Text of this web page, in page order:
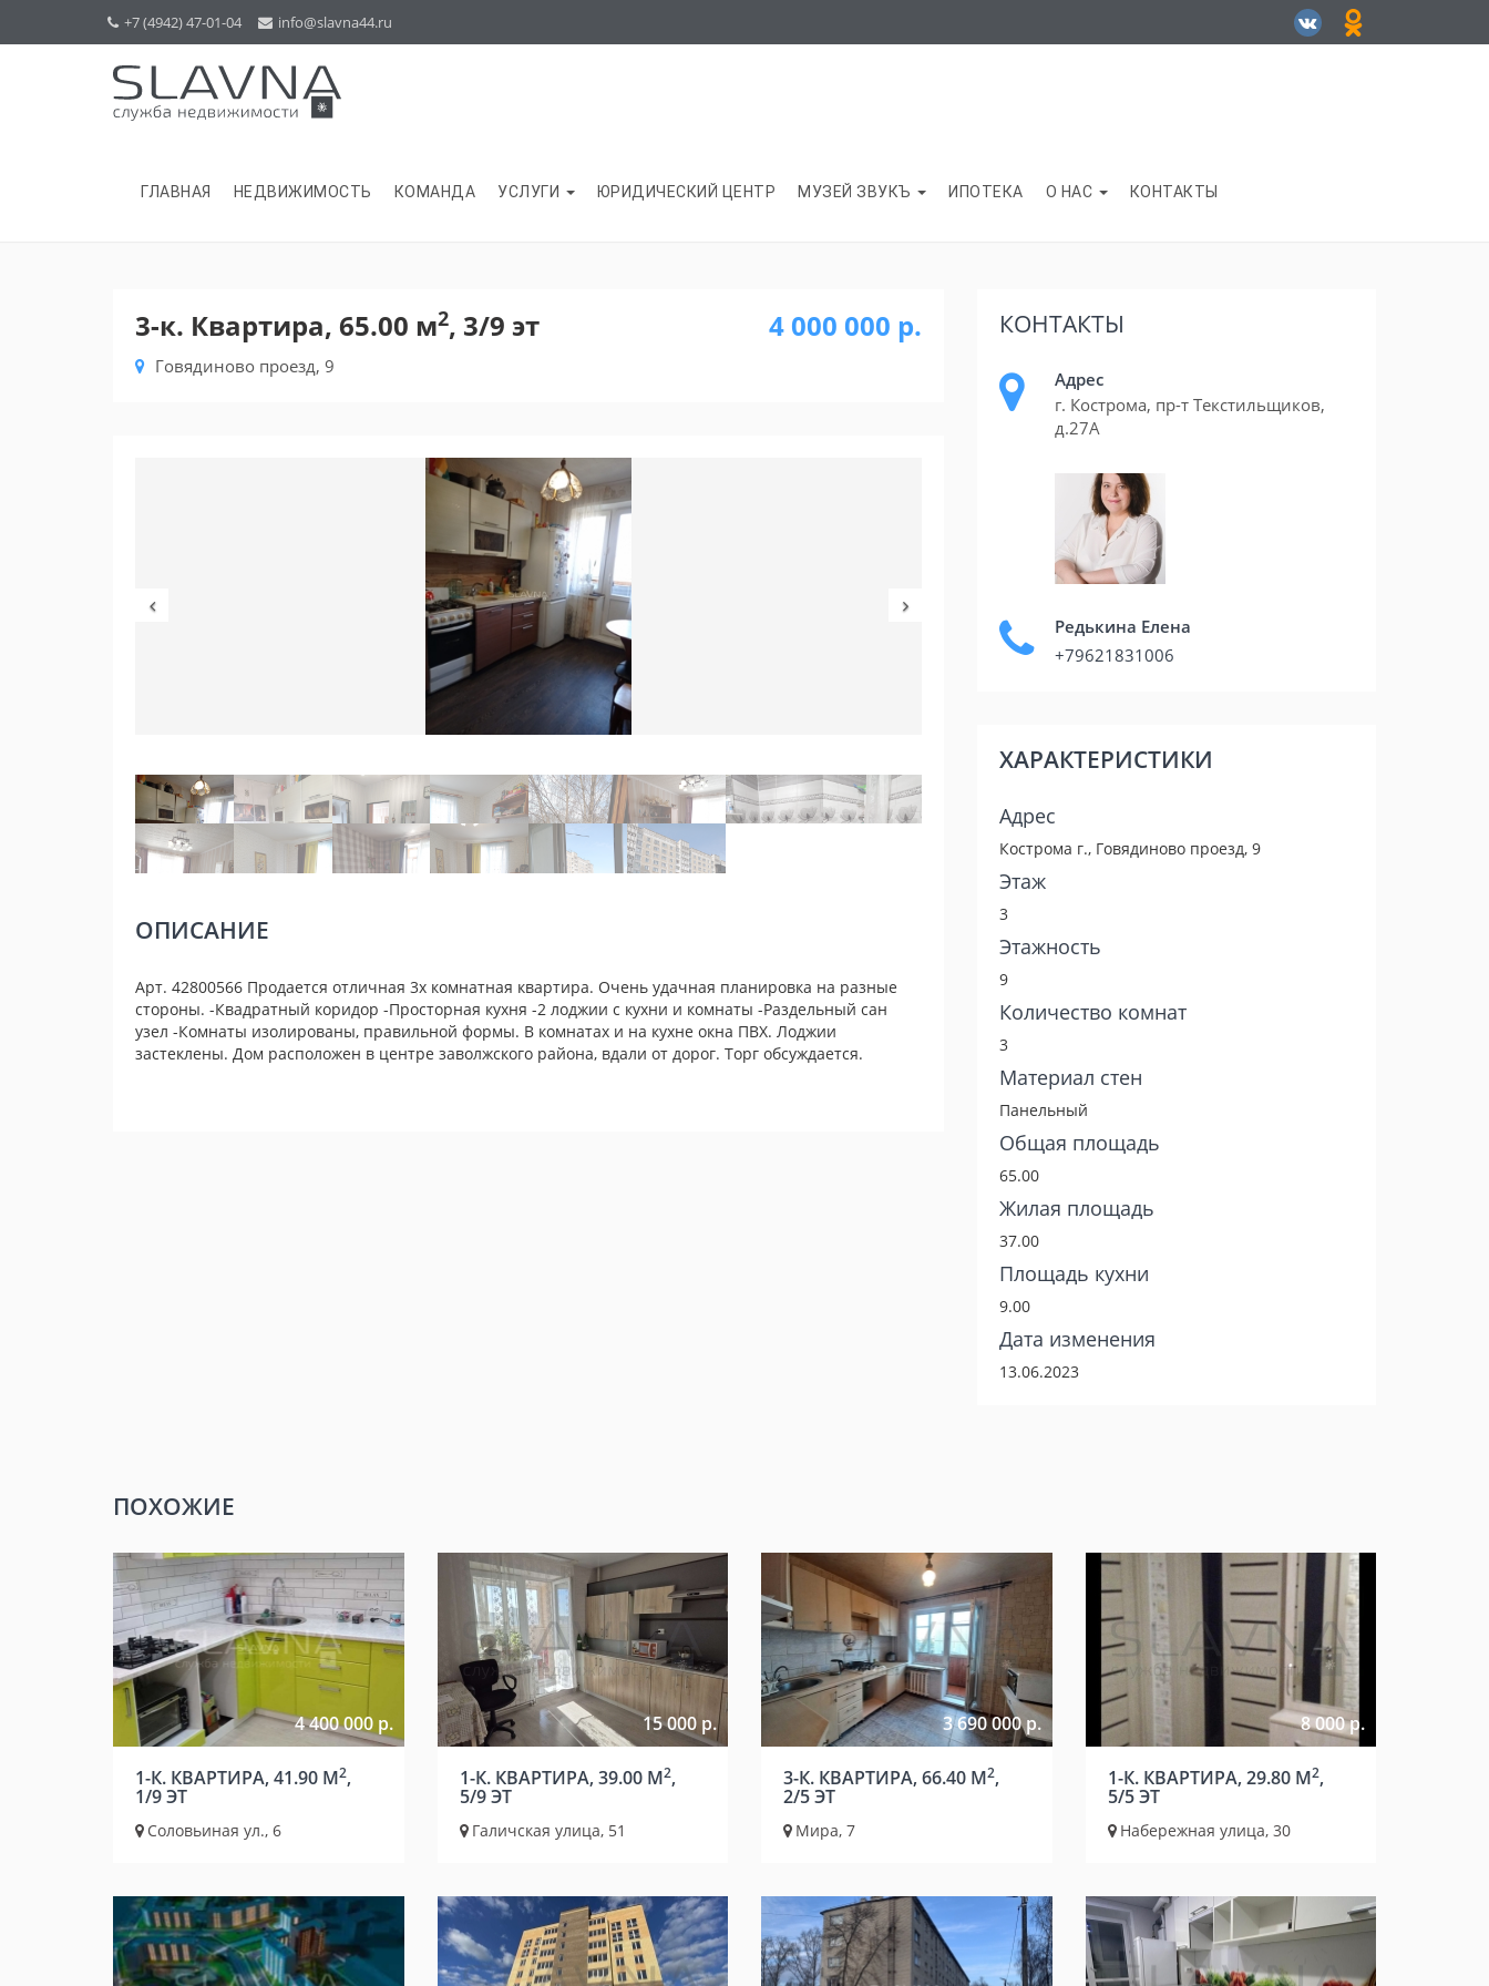
+7 (4942) 47-01-04 info@slavna44.ru
ГЛАВНАЯ НЕДВИЖИМОСТЬ КОМАНДА УСЛУГИ ЮРИДИЧЕСКИЙ ЦЕНТР МУЗЕЙ ЗВУКЪ ИПОТЕКА О НАС КОНТАКТЫ
3-к. Квартира, 65.00 м2, 3/9 эт
Говядиново проезд, 9
4 000 000 р.
ОПИСАНИЕ
Арт. 42800566 Продается отличная 3х комнатная квартира. Очень удачная планировка на разные
стороны. -Квадратный коридор -Просторная кухня -2 лоджии с кухни и комнаты -Раздельный сан
узел -Комнаты изолированы, правильной формы. В комнатах и на кухне окна ПВХ. Лоджии
застеклены. Дом расположен в центре заволжского района, вдали от дорог. Торг обсуждается.
КОНТАКТЫ
Адрес
г. Кострома, пр-т Текстильщиков,
д.27А
Редькина Елена
+79621831006
ХАРАКТЕРИСТИКИ
Адрес
Кострома г., Говядиново проезд, 9
Этаж
3
Этажность
9
Количество комнат
3
Материал стен
Панельный
Общая площадь
65.00
Жилая площадь
37.00
Площадь кухни
9.00
Дата изменения
13.06.2023
ПОХОЖИЕ
4 400 000 р.
1-К. КВАРТИРА, 41.90 М2,
1/9 ЭТ
Соловьиная ул., 6
15 000 р.
1-К. КВАРТИРА, 39.00 М2,
5/9 ЭТ
Галичская улица, 51
3 690 000 р.
3-К. КВАРТИРА, 66.40 М2,
2/5 ЭТ
Мира, 7
8 000 р.
1-К. КВАРТИРА, 29.80 М2,
5/5 ЭТ
Набережная улица, 30